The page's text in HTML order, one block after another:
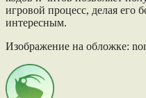
игровой процесс, делая его
интересным.
Изображение на обложке: